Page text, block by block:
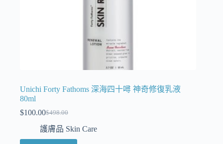
Unichi Forty Fathoms 深海四十噚 神奇修復乳液
80ml
$498.00
$100.00
護膚品 Skin Care